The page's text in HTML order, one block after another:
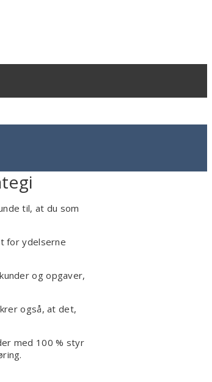
til, at du som
for ydelserne
og opgaver,
også, at det,
med 100 % styr